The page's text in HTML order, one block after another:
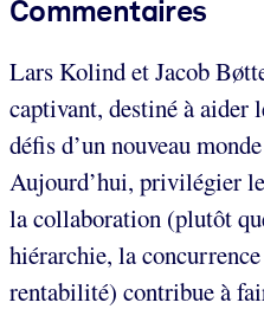
Commentaires
Lars Kolind et Jacob
captivant, destiné à aider
défis d’un nouveau
Aujourd’hui, privilégier
la collaboration (plutôt
hiérarchie, la
rentabilité) contribue à